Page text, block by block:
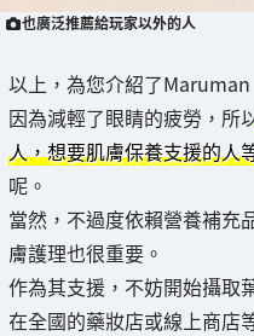
也廣泛推薦給玩家以外的人
以上，為您介紹了
因為減輕了眼睛的疲勞，所
人，想要肌膚保養支援的人
呢。
當然，不過度依賴營養補充
膚護理也很重要。
作為其支援，不妨開始攝取
在全國的藥妝店或線上商店